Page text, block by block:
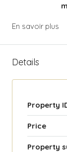
En savoir plus
Details
Property
Price
Property